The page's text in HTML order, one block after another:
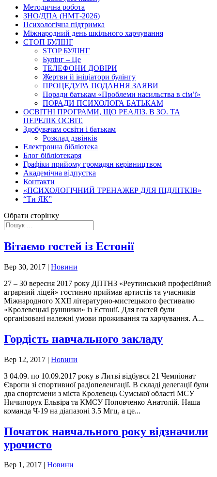
Методична робота
ЗНО/ДПА (НМТ-2026)
Психологічна підтримка
Міжнародний день шкільного харчування
СТОП БУЛІНГ
STOP БУЛІНГ
Булінг – Це
ТЕЛЕФОНИ ДОВІРИ
Жертви й ініціатори булінгу
ПРОЦЕДУРА ПОДАННЯ ЗАЯВИ
Поради батькам «Проблеми насильства в сім’ї»
ПОРАДИ ПСИХОЛОГА БАТЬКАМ
ОСВІТНІ ПРОГРАМИ, ЩО РЕАЛІЗ. В ЗО. ТА
ПЕРЕЛІК ОСВІТ.
Здобувачам освіти і батькам
Розклад дзвінків
Електронна бібліотека
Блог бібліотекаря
Графіки прийому громадян керівництвом
Академічна відпустка
Контакти
«ПСИХОЛОГІЧНИЙ ТРЕНАЖЕР ДЛЯ ПІДЛІТКІВ»
“Ти ЯК”
Обрати сторінку
Вітаємо гостей із Естонії
Вер 30, 2017 | Новини
27 – 30 вересня 2017 року ДПТНЗ «Реутинський професійний
аграрний ліцей» гостинно приймав артистів та учасників
Міжнародного ХХІІ літературно-мистецького фестивалю
«Кролевецькі рушники» із Естонії. Для гостей були
організовані належні умови проживання та харчування. А...
Гордість навчального закладу
Вер 12, 2017 | Новини
З 04.09. по 10.09.2017 року в Литві відбувся 21 Чемпіонат
Європи зі спортивної радіопеленгації. В складі делегації були
два спортсмени з міста Кролевець Сумської області МСУ
Ничипорук Ельвіра та КМСУ Поповченко Анатолій. Наша
команда Ч-19 на діапазоні 3.5 Мгц, а це...
Початок навчального року відзначили
урочисто
Вер 1, 2017 | Новини